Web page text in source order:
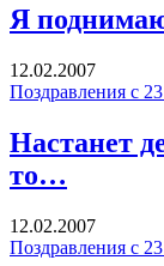
Я
12.02.2007
Поздравления с
Настанет
то…
12.02.2007
Поздравления с